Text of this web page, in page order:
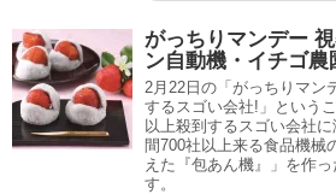
がっちりマンデー
ン自動機・イチゴ農
2月22日の「がっちりマン
するスゴい会社!」という
以上殺到するスゴい会社
間700社以上来る食品機械
えた『包あん機』」を作
す。